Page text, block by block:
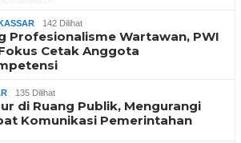
142 Dilihat
Profesionalisme Wartawan, PWI
Cetak Anggota
135 Dilihat
di Ruang Publik, Mengurangi
Komunikasi Pemerintahan